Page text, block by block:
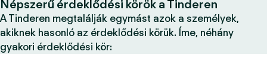
Népszerű érdeklődési körök a Tinderen
A Tinderen megtalálják egymást azok a személyek,
akiknek hasonló az érdeklődési körük. Íme, néhány
gyakori érdeklődési kör: